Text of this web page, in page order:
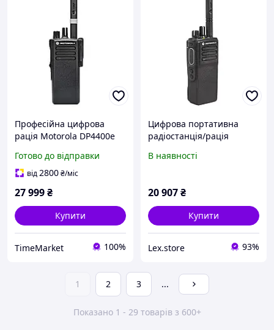
Професійна цифрова
рація Motorola DP4400е
захищеного зв'язку з
підтримкою шифрування
Готово до відправки
від2800₴/міс
27 999₴
Купити
TimeMarket 100%
Цифрова портативна
радіостанція/рація
4W, NKP, AES-256
В наявності
20 907₴
Купити
Lex.store 93%
1 2 3 ...
Показано 1 - 29 товарів з 600+